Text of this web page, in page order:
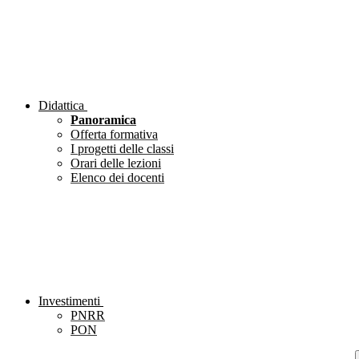
Didattica
Panoramica
Offerta formativa
I progetti delle classi
Orari delle lezioni
Elenco dei docenti
Investimenti
PNRR
PON